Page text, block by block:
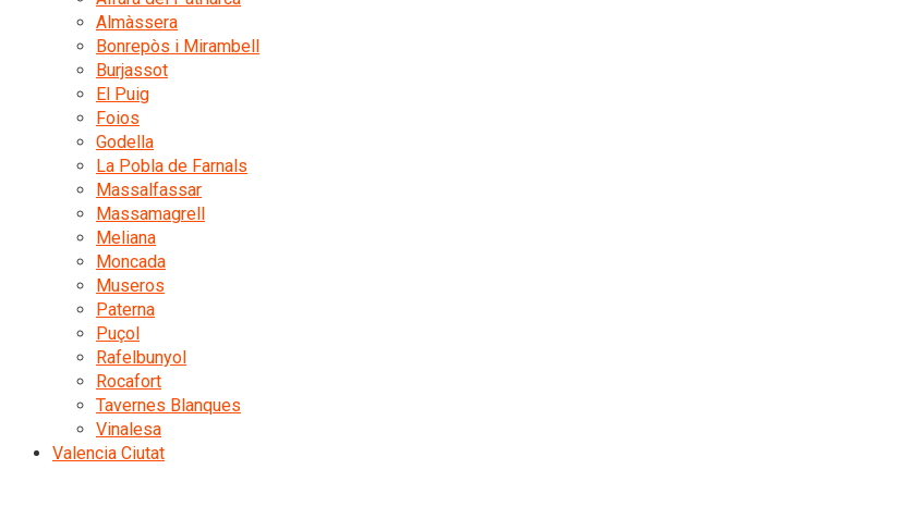
Almàssera
Bonrepòs i Mirambell
Burjassot
El Puig
Foios
Godella
La Pobla de Farnals
Massalfassar
Massamagrell
Meliana
Moncada
Museros
Paterna
Puçol
Rafelbunyol
Rocafort
Tavernes Blanques
Vinalesa
Valencia Ciutat